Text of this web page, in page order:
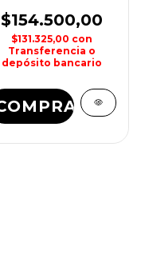
WATERDOG
$154.500,00
$131.325,00 con
Transferencia o
depósito bancario